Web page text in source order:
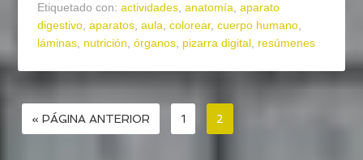
Etiquetado con:actividades,anatomía,aparato
digestivo,aparatos,aula,colorear,cuerpo humano,
láminas, nutrición,órganos, pizarra digital, resúmenes
« PÁGINA ANTERIOR 1 2